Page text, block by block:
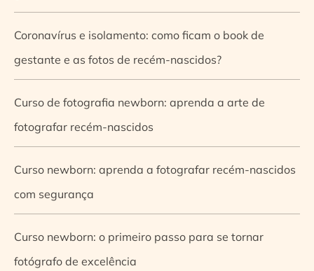
Coronavírus e isolamento: como ficam o book de
gestante e as fotos de recém-nascidos?
Curso de fotografia newborn: aprenda a arte de
fotografar recém-nascidos
Curso newborn: aprenda a fotografar recém-nascidos
com segurança
Curso newborn: o primeiro passo para se tornar
fotógrafo de excelência